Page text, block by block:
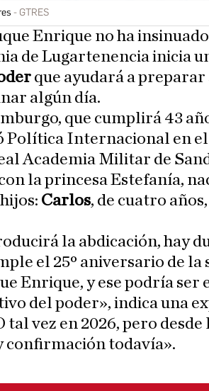
GTRES
Enrique no ha
de Lugartenencia inicia
que ayudará a
algún día.
que cumplirá 43
Política Internacional en
Academia Militar de
la princesa Estefanía,
Carlos, de cuatro
la abdicación, hay
el 25º aniversario de la
Enrique, y ese podría ser
del poder», indica una
vez en 2026, pero desde
confirmación todavía».